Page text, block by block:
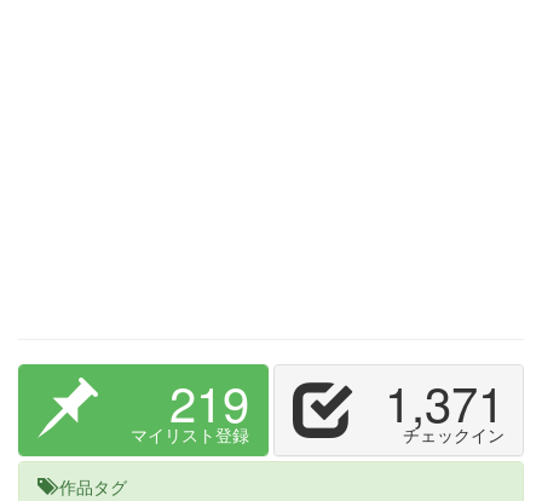
219
マイリスト登録 1,371
チェックイン
作品タグ